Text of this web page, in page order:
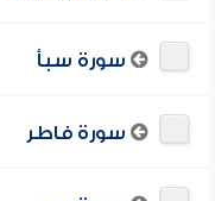
سورة سبأ
سورة فاطر